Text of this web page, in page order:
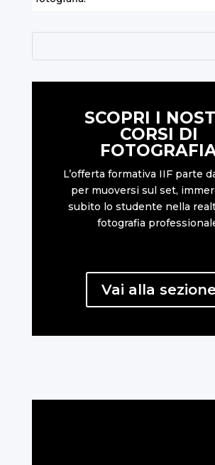
SCOPRI I
CORSI DI
L’offerta formativa IIF parte
per muoversi sul set,
subito lo studente nella
fotografia
Vai alla sezione